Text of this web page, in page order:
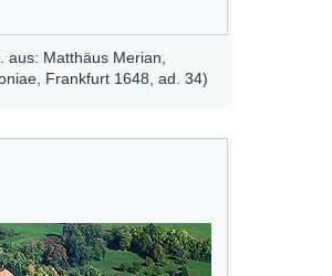
aus: Matthäus Merian,
Frankfurt 1648, ad. 34)